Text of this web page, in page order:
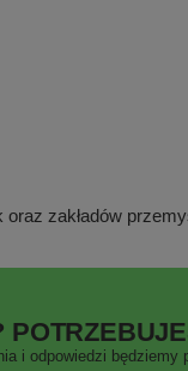
zakładów
i odpowiedzi